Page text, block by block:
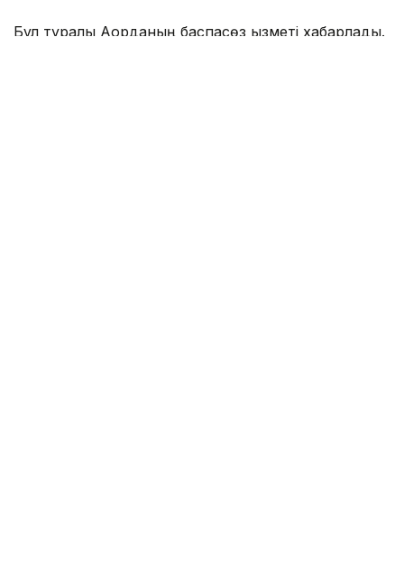
Бұл туралы Ақорданың баспасөз қызметі хабарлады.